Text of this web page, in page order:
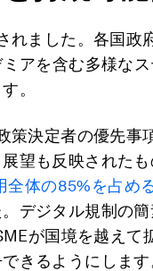
れました。各国政
アを含む多様な
。
策決定者の優先事
望も反映されたも
全体の85%を占め
デジタル規制の
が国境を越えて
きるようにします